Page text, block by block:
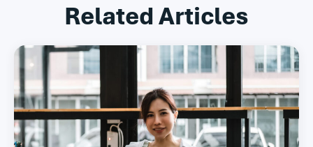
Related Articles